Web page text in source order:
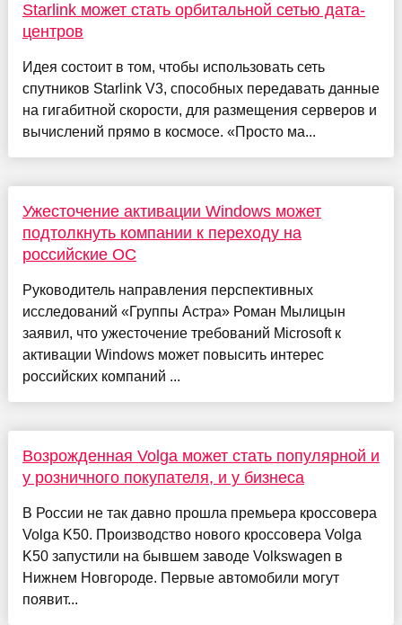
Starlink может стать орбитальной сетью дата-
центров
Идея состоит в том, чтобы использовать сеть
спутников Starlink V3, способных передавать данные
на гигабитной скорости, для размещения серверов и
вычислений прямо в космосе. «Просто ма...
Ужесточение активации Windows может
подтолкнуть компании к переходу на
российские ОС
Руководитель направления перспективных
исследований «Группы Астра» Роман Мылицын
заявил, что ужесточение требований Microsoft к
активации Windows может повысить интерес
российских компаний ...
Возрожденная Volga может стать популярной и
у розничного покупателя, и у бизнеса
В России не так давно прошла премьера кроссовера
Volga K50. Производство нового кроссовера Volga
K50 запустили на бывшем заводе Volkswagen в
Нижнем Новгороде. Первые автомобили могут
появит...